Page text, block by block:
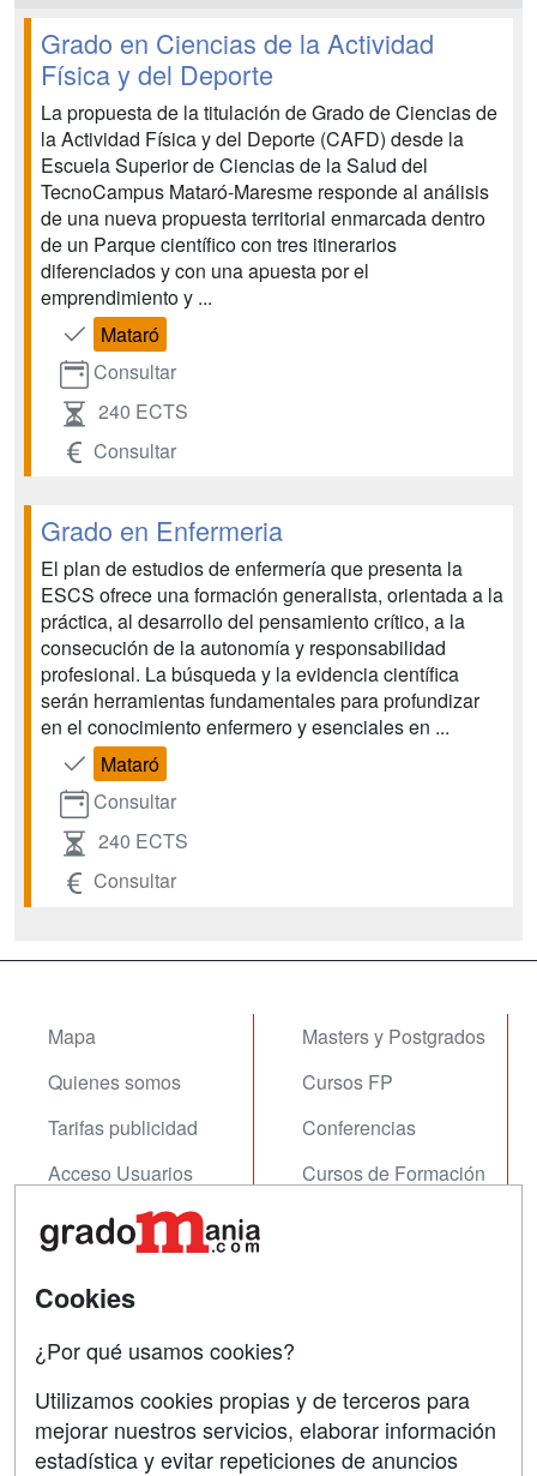
Grado en Ciencias de la Actividad
Física y del Deporte
La propuesta de la titulación de Grado de Ciencias de
la Actividad Física y del Deporte (CAFD) desde la
Escuela Superior de Ciencias de la Salud del
TecnoCampus Mataró-Maresme responde al análisis
de una nueva propuesta territorial enmarcada dentro
de un Parque científico con tres itinerarios
diferenciados y con una apuesta por el
emprendimiento y ...
Mataró
Consultar
240 ECTS
Consultar
Grado en Enfermeria
El plan de estudios de enfermería que presenta la
ESCS ofrece una formación generalista, orientada a la
práctica, al desarrollo del pensamiento crítico, a la
consecución de la autonomía y responsabilidad
profesional. La búsqueda y la evidencia científica
serán herramientas fundamentales para profundizar
en el conocimiento enfermero y esenciales en ...
Mataró
Consultar
240 ECTS
Consultar
Mapa
Quienes somos
Tarifas publicidad
Acceso Usuarios
Acceso Centros
Masters y Postgrados
Cursos FP
Conferencias
Cursos de Formación
Contactar
Copyleft
Cookies
¿Por qué usamos cookies?
Utilizamos cookies propias y de terceros para
mejorar nuestros servicios, elaborar información
estadística y evitar repeticiones de anuncios